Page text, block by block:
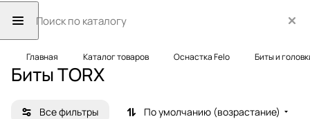
Главная Каталог товаров Оснастка Felo Биты и
Биты TORX
Все фильтры По умолчанию (возрастание)